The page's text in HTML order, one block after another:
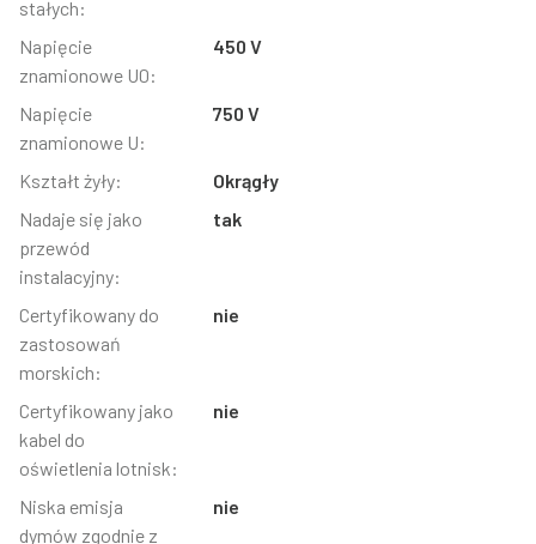
stałych:
Napięcie
znamionowe U0:
450 V
Napięcie
znamionowe U:
750 V
Kształt żyły:
Okrągły
Nadaje się jako
przewód
instalacyjny:
tak
Certyfikowany do
zastosowań
morskich:
nie
Certyfikowany jako
kabel do
oświetlenia lotnisk:
nie
Niska emisja
dymów zgodnie z
nie